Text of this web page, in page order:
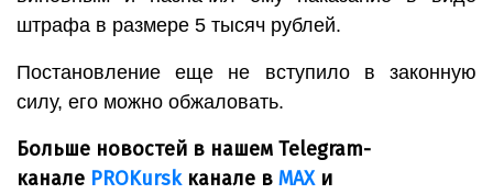
штрафа в размере 5 тысяч рублей.
Постановление еще не вступило в законную
силу, его можно обжаловать.
Больше новостей в нашем Telegram-
канале PROKurskканале в МАХи